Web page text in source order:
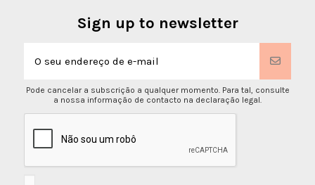
Sign up to newsletter
Pode cancelar a subscrição a qualquer momento. Para tal, consulte
a nossa informação de contacto na declaração legal.